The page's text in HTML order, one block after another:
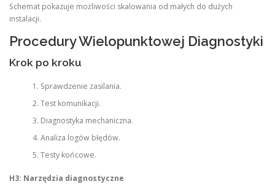
Schemat pokazuje możliwości skalowania od małych do dużych
instalacji.
Procedury Wielopunktowej Diagnostyki
Krok po kroku
Sprawdzenie zasilania.
Test komunikacji.
Diagnostyka mechaniczna.
Analiza logów błędów.
Testy końcowe.
H3: Narzędzia diagnostyczne